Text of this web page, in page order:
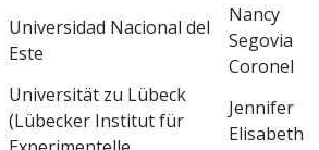
Universidad Nacional del
Este
Nancy
Segovia
Coronel
Universität zu Lübeck
(Lübecker Institut für
Jennifer
Elisabeth